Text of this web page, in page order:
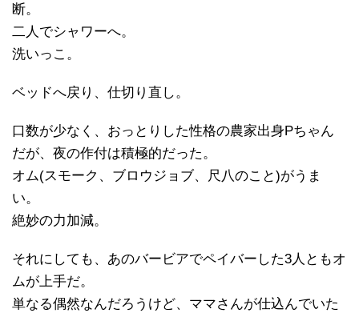
断。
二人でシャワーへ。
洗いっこ。
ベッドへ戻り、仕切り直し。
口数が少なく、おっとりした性格の農家出身Pちゃん
だが、夜の作付は積極的だった。
オム(スモーク、ブロウジョブ、尺八のこと)がうま
い。
絶妙の力加減。
それにしても、あのバービアでペイバーした3人ともオ
ムが上手だ。
単なる偶然なんだろうけど、ママさんが仕込んでいた